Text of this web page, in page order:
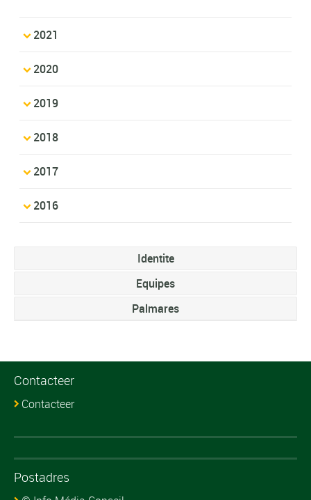
2021
2020
2019
2018
2017
2016
Identite
Equipes
Palmares
Contacteer
Contacteer
Postadres